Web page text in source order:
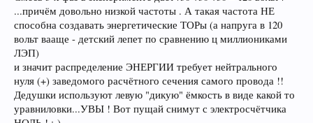
...причём довольно низкой частоты . А такая частота НЕ
способна создавать энергетические ТОРы (а напруга в 120
вольт вааще - детский лепет по сравнению ц миллиониками
ЛЭП)
и значит распределение ЭНЕРГИИ требует нейтрального
нуля (+) заведомого расчётного сечения самого провода !!
Дедушки используют левую "дикую" ёмкость в виде какой то
уравниловки...УВЫ ! Вот пущай снимут с электросчётчика